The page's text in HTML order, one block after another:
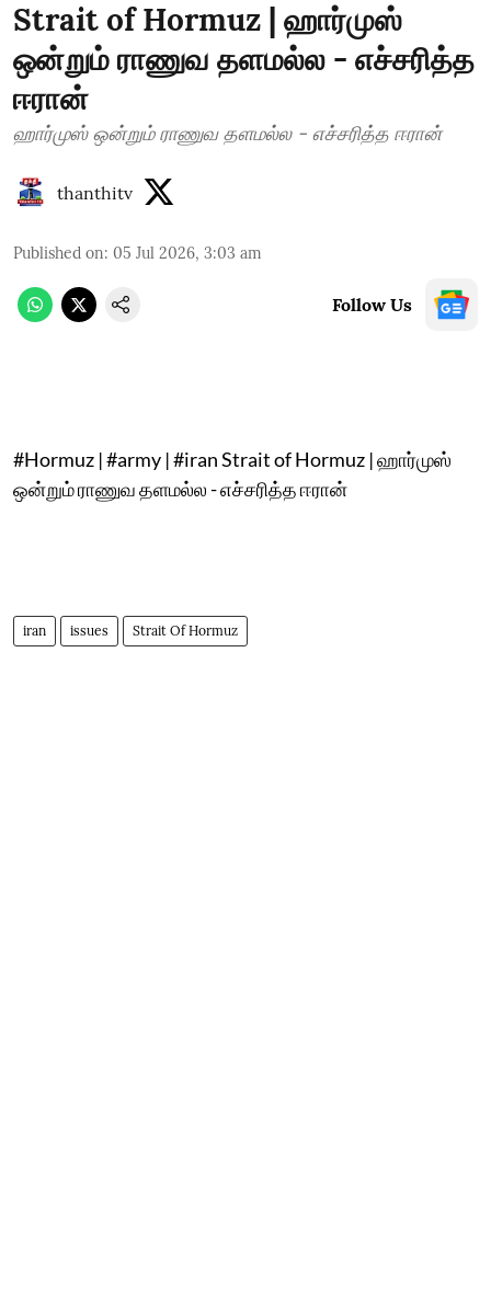
Strait of Hormuz | ஹார்முஸ்
ஒன்றும் ராணுவ தளமல்ல - எச்சரித்த
ஈரான்
ஹார்முஸ் ஒன்றும் ராணுவ தளமல்ல - எச்சரித்த ஈரான்
thanthitv
Published on: 05 Jul 2026, 3:03 am
Follow Us
#Hormuz | #army | #iran Strait of Hormuz | ஹார்முஸ்
ஒன்றும் ராணுவ தளமல்ல - எச்சரித்த ஈரான்
iran issues Strait Of Hormuz